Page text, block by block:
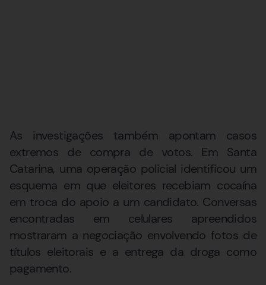
As investigações também apontam casos
extremos de compra de votos. Em Santa
Catarina, uma operação policial identificou um
esquema em que eleitores recebiam cocaína
em troca do apoio a um candidato. Conversas
encontradas em celulares apreendidos
mostraram a negociação envolvendo fotos de
títulos eleitorais e a entrega da droga como
pagamento.